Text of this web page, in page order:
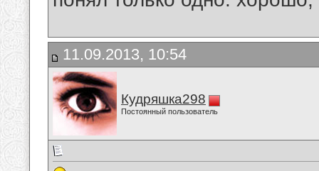
11.09.2013, 10:54
Кудряшка298
Постоянный пользователь